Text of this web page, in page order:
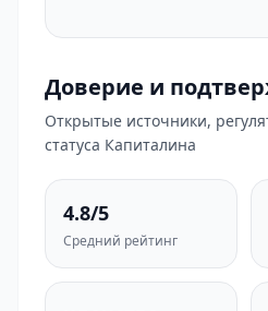
Доверие и
Открытые источники,
статуса Капиталина
4.8/5
Средний рейтинг